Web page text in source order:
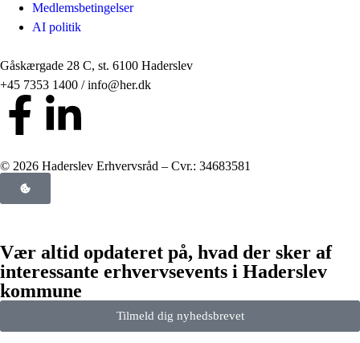
Medlemsbetingelser
AI politik
Gåskærgade 28 C, st. 6100 Haderslev
+45 7353 1400 / info@her.dk
© 2026 Haderslev Erhvervsråd – Cvr.: 34683581
Vær altid opdateret på, hvad der sker af
interessante erhvervsevents i Haderslev
kommune
Tilmeld dig nyhedsbrevet